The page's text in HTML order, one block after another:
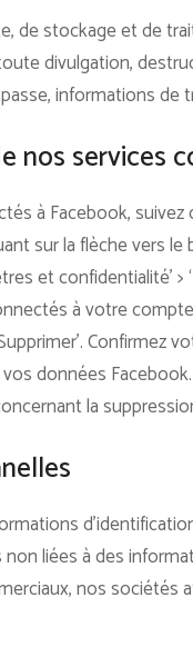
de stockage et de
divulgation,
informations
nos services
à Facebook,
sur la flèche vers
et confidentialité’ >
à votre
Confirmez
données
la
liées à des
nos sociétés